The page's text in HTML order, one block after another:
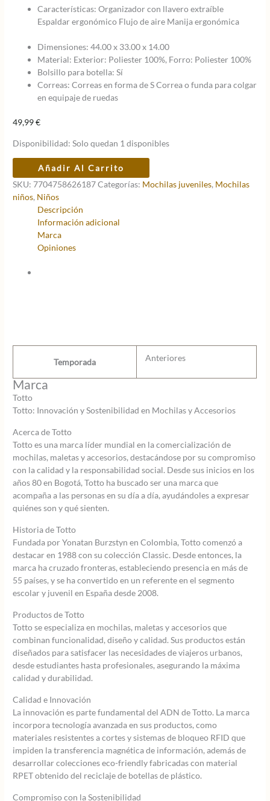
Características: Organizador con llavero extraíble
Espaldar ergonómico Flujo de aire Manija ergonómica
Dimensiones: 44.00 x 33.00 x 14.00
Material: Exterior: Poliester 100%, Forro: Poliester 100%
Bolsillo para botella: Sí
Correas: Correas en forma de S Correa o funda para colgar
en equipaje de ruedas
49,99€
Disponibilidad: Solo quedan 1 disponibles
Mochila
escolar
adaptable
a
friendly
Acuareles
Añadir Al Carrito
SKU:7704758626187Categorías: Mochilas juveniles, Mochilas
niños, Niños
Descripción
Información adicional
Marca
Opiniones
Temporada Anteriores
Marca
Totto
Totto: Innovación y Sostenibilidad en Mochilas y Accesorios
Acerca de Totto
Totto es una marca líder mundial en la comercialización de
mochilas, maletas y accesorios, destacándose por su compromiso
con la calidad y la responsabilidad social. Desde sus inicios en los
años 80 en Bogotá, Totto ha buscado ser una marca que
acompaña a las personas en su día a día, ayudándoles a expresar
quiénes son y qué sienten.
Historia de Totto
Fundada por Yonatan Burzstyn en Colombia, Totto comenzó a
destacar en 1988 con su colección Classic. Desde entonces, la
marca ha cruzado fronteras, estableciendo presencia en más de
55 países, y se ha convertido en un referente en el segmento
escolar y juvenil en España desde 2008.
Productos de Totto
Totto se especializa en mochilas, maletas y accesorios que
combinan funcionalidad, diseño y calidad. Sus productos están
diseñados para satisfacer las necesidades de viajeros urbanos,
desde estudiantes hasta profesionales, asegurando la máxima
calidad y durabilidad.
Calidad e Innovación
La innovación es parte fundamental del ADN de Totto. La marca
incorpora tecnología avanzada en sus productos, como
materiales resistentes a cortes y sistemas de bloqueo RFID que
impiden la transferencia magnética de información, además de
desarrollar colecciones eco-friendly fabricadas con material
RPET obtenido del reciclaje de botellas de plástico.
Compromiso con la Sostenibilidad